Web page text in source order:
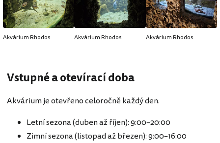
Akvárium Rhodos Akvárium Rhodos Akvárium Rhodos
Vstupné a otevírací doba
Akvárium je otevřeno celoročně každý den.
Letní sezona (duben až říjen): 9:00–20:00
Zimní sezona (listopad až březen): 9:00–16:00